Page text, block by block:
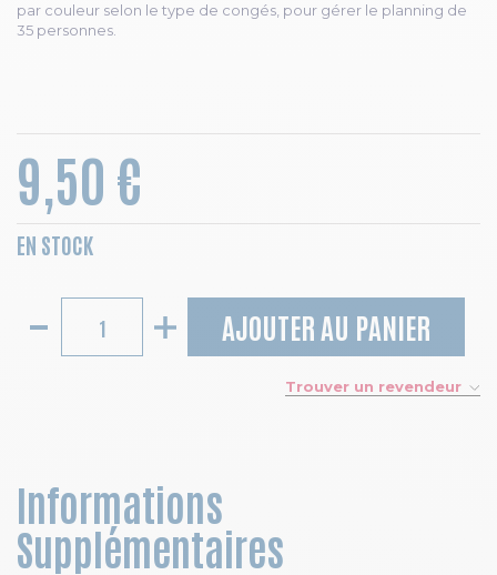
par couleur selon le type de congés, pour gérer le planning de
35 personnes.
9,50 €
EN STOCK
AJOUTER AU PANIER
Trouver un revendeur
Informations
Supplémentaires